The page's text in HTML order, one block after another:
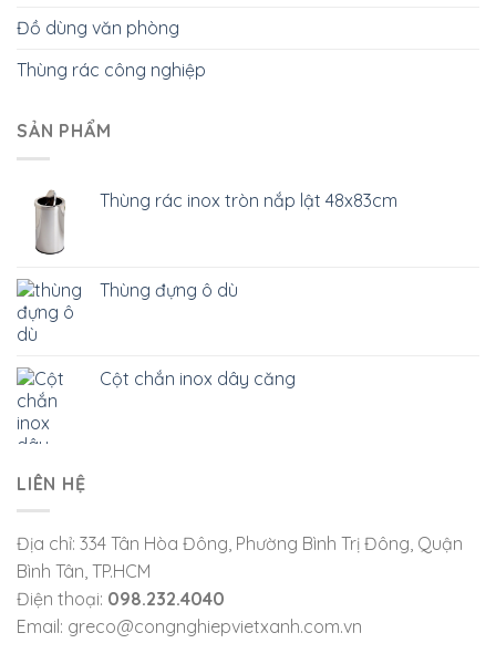
Đồ dùng văn phòng
Thùng rác công nghiệp
SẢN PHẨM
Thùng rác inox tròn nắp lật 48x83cm
Thùng đựng ô dù
Cột chắn inox dây căng
LIÊN HỆ
Địa chỉ: 334 Tân Hòa Đông, Phường Bình Trị Đông, Quận
Bình Tân, TP.HCM
Điện thoại: 098.232.4040
Email: greco@congnghiepvietxanh.com.vn